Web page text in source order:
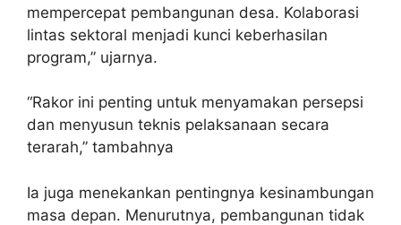
mempercepat pembangunan desa. Kolaborasi
lintas sektoral menjadi kunci keberhasilan
program,” ujarnya.
“Rakor ini penting untuk menyamakan persepsi
dan menyusun teknis pelaksanaan secara
terarah,” tambahnya
Ia juga menekankan pentingnya kesinambungan
masa depan. Menurutnya, pembangunan tidak